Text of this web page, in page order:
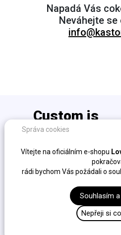
Napadá Vás
Neváhejte
Custom is
the new cool!
info@kastomi.com
Ochrana osobních údajů
Obchodní podmínky
Fakturační údaje
Sockshire s.r.o. / K Cikánce
Praha / IČ: 04306554 / DIČ:
Správa cookies
Vítejte na oficiálním e-shopu
rádi bychom Vás požádali o
Souhlasím
Nepřeji si